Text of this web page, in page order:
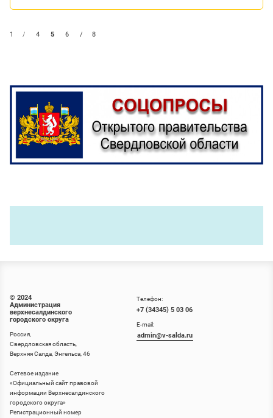
1 / 4 5 6 / 8
© 2024
Администрация
верхнесалдинского
городского округа
Россия,
Свердловская область,
Верхняя Салда, Энгельса, 46
Сетевое издание
«Официальный сайт правовой
информации Верхнесалдинского
городского округа»
Регистрационный номер
Телефон:
+7 (34345) 5 03 06
E-mail:
admin@v-salda.ru